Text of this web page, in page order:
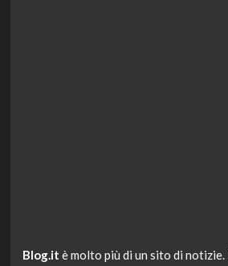
Blog.it è molto più di un sito di notizie.